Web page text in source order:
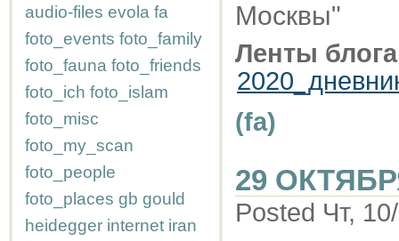
audio-files evola fa
foto_events foto_family
foto_fauna foto_friends
foto_ich foto_islam
foto_misc
foto_my_scan
foto_people
foto_places gb gould
heidegger internet iran
Москвы"
Ленты
(fa)
29
Posted Чт,